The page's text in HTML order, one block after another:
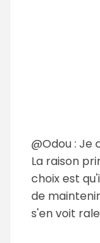
@Odou :
La raison
choix est
de
s'en voit